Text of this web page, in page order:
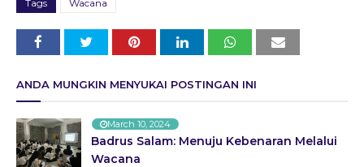
Tags Wacana
ANDA MUNGKIN MENYUKAI POSTINGAN INI
March 10, 2024
Badrus Salam: Menuju Kebenaran Melalui
Wacana